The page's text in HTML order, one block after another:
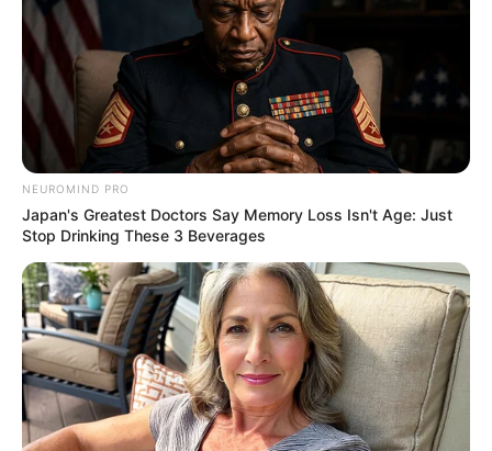
NEUROMIND PRO
Japan's Greatest Doctors Say Memory Loss Isn't Age: Just
Stop Drinking These 3 Beverages